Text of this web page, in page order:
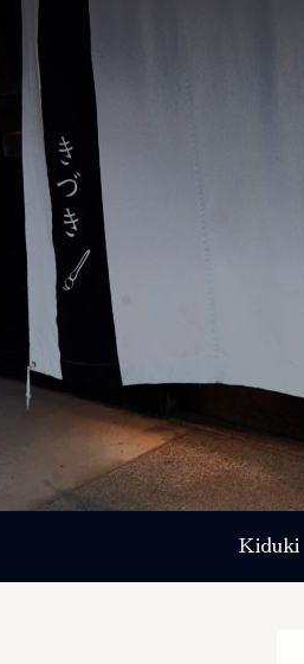
Kiduki